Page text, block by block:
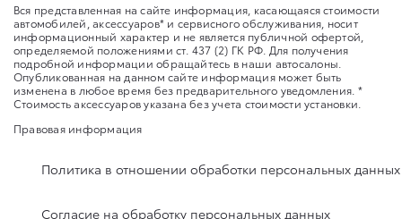
Вся представленная на сайте информация, касающаяся стоимости
автомобилей, аксессуаров* и сервисного обслуживания, носит
информационный характер и не является публичной офертой,
определяемой положениями ст. 437 (2) ГК РФ. Для получения
подробной информации обращайтесь в наши автосалоны.
Опубликованная на данном сайте информация может быть
изменена в любое время без предварительного уведомления. *
Стоимость аксессуаров указана без учета стоимости установки.
Правовая информация
Политика в отношении обработки персональных данных
Согласие на обработку персональных данных